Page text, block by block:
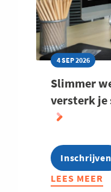
4 SEP 2026
Slimmer
versterk je
Inschrijven
LEES MEER
ABOUT